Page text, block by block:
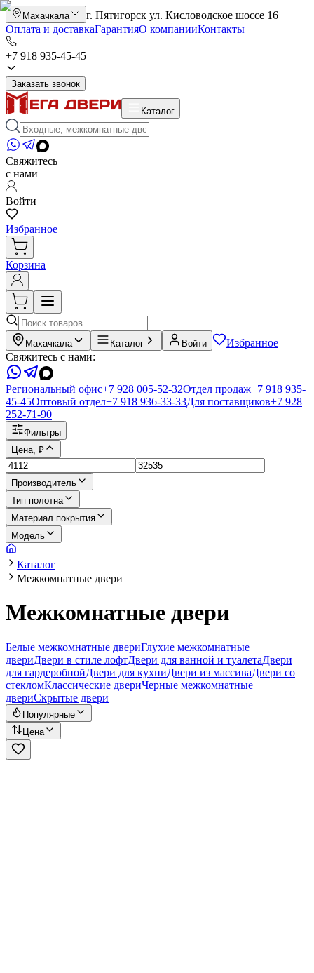
Махачкала
г. Пятигорск ул. Кисловодское шоссе 16
Оплата и доставкаГарантияО компанииКонтакты
+7 918 935-45-45
Заказать звонок
Каталог
Свяжитесь
с нами
Войти
Избранное
Корзина
Махачкала Каталог Войти
Избранное
Свяжитесь с нами:
Региональный офис+7 928 005-52-32Отдел продаж+7 918 935-
45-45Оптовый отдел+7 918 936-33-33Для поставщиков+7 928
252-71-90
Фильтры
Цена, ₽
Производитель
Тип полотна
Материал покрытия
Модель
Каталог
Межкомнатные двери
Межкомнатные двери
Белые межкомнатные двериГлухие межкомнатные
двериДвери в стиле лофтДвери для ванной и туалетаДвери
для гардеробнойДвери для кухниДвери из массиваДвери со
стекломКлассические двериЧерные межкомнатные
двериСкрытые двери
Популярные
Цена